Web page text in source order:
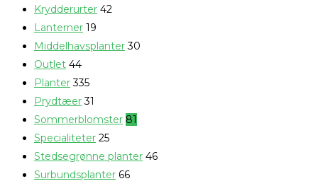
Krydderurter 42
Lanterner 19
Middelhavsplanter 30
Outlet 44
Planter 335
Prydtæer 31
Sommerblomster 81
Specialiteter 25
Stedsegrønne planter 46
Surbundsplanter 66